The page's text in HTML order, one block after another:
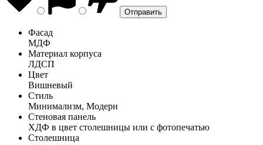
Фасад
МДФ
Материал корпуса
ЛДСП
Цвет
Вишневый
Стиль
Минимализм, Модерн
Стеновая панель
ХДФ в цвет столешницы или с фотопечатью
Столешница